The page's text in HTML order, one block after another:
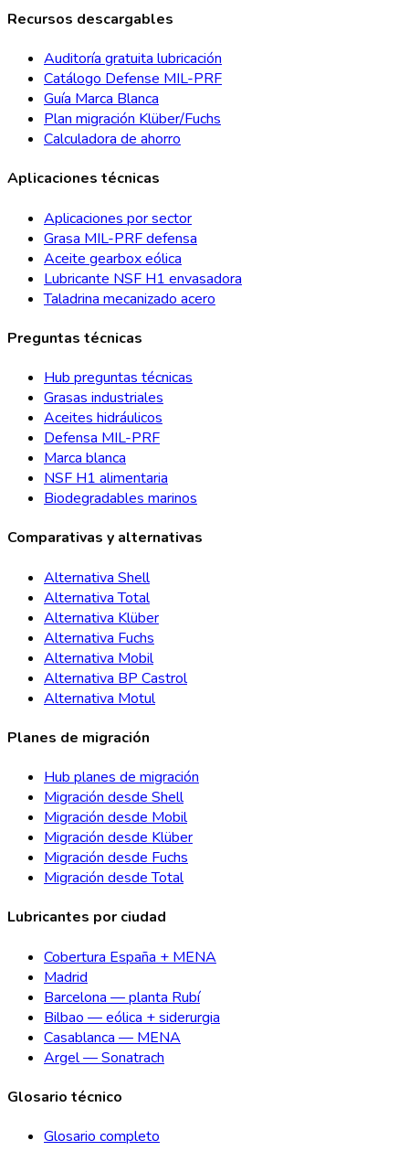
Recursos descargables
Auditoría gratuita lubricación
Catálogo Defense MIL-PRF
Guía Marca Blanca
Plan migración Klüber/Fuchs
Calculadora de ahorro
Aplicaciones técnicas
Aplicaciones por sector
Grasa MIL-PRF defensa
Aceite gearbox eólica
Lubricante NSF H1 envasadora
Taladrina mecanizado acero
Preguntas técnicas
Hub preguntas técnicas
Grasas industriales
Aceites hidráulicos
Defensa MIL-PRF
Marca blanca
NSF H1 alimentaria
Biodegradables marinos
Comparativas y alternativas
Alternativa Shell
Alternativa Total
Alternativa Klüber
Alternativa Fuchs
Alternativa Mobil
Alternativa BP Castrol
Alternativa Motul
Planes de migración
Hub planes de migración
Migración desde Shell
Migración desde Mobil
Migración desde Klüber
Migración desde Fuchs
Migración desde Total
Lubricantes por ciudad
Cobertura España + MENA
Madrid
Barcelona — planta Rubí
Bilbao — eólica + siderurgia
Casablanca — MENA
Argel — Sonatrach
Glosario técnico
Glosario completo